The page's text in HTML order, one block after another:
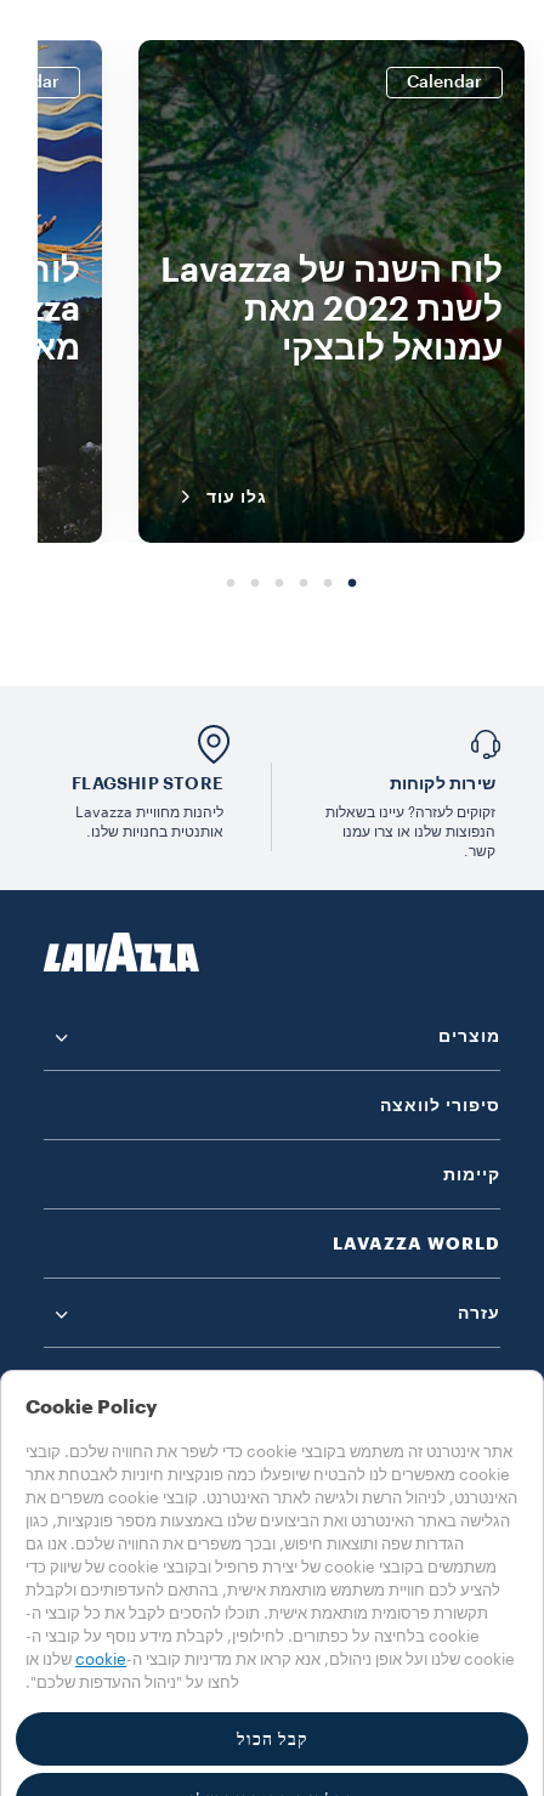
Calendar
לוח השנה של Lavazza
לשנת 2022 מאת
עמנואל לובצקי
גלו עוד
מאת
שירות לקוחות
זקוקים לעזרה? עיינו בשאלות
הנפוצות שלנו או צרו עמנו
קשר.
FLAGSHIP STORE
ליהנות מחוויית Lavazza
אותנטית בחנויות שלנו.
מוצרים
סיפורי לוואצה
קיימות
LAVAZZA WORLD
עזרה
ישראל
Accessibility Statement Cookie הגדרות
מדיניות Cookie
מדיניות הפרטיות
‎© 2025 Luigi Lavazza SPA. כל הזכויות שמורות – מספר עוסק לצורכי מע"מ
Cookie Policy
אתר אינטרנט זה משתמש בקובצי cookie כדי לשפר את החוויה שלכם. קובצי
cookie מאפשרים לנו להבטיח שיופעלו כמה פונקציות חיוניות לאבטחת אתר
האינטרנט, לניהול הרשת ולגישה לאתר האינטרנט. קובצי cookie משפרים את
הגלישה באתר האינטרנט ואת הביצועים שלנו באמצעות מספר פונקציות, כגון
הגדרות שפה ותוצאות חיפוש, ובכך משפרים את החוויה שלכם. אנו גם
משתמשים בקובצי cookie של יצירת פרופיל ובקובצי cookie של שיווק כדי
להציע לכם חוויית משתמש מותאמת אישית, בהתאם להעדפותיכם ולקבלת
תקשורת פרסומית מותאמת אישית. תוכלו להסכים לקבל את כל קובצי ה-
cookie בלחיצה על כפתורים. לחילופין, לקבלת מידע נוסף על קובצי ה-
cookie שלנו ועל אופן ניהולם, אנא קראו את מדיניות קובצי ה-
cookie שלנו או
לחצו על "ניהול ההעדפות שלכם".
קבל הכול